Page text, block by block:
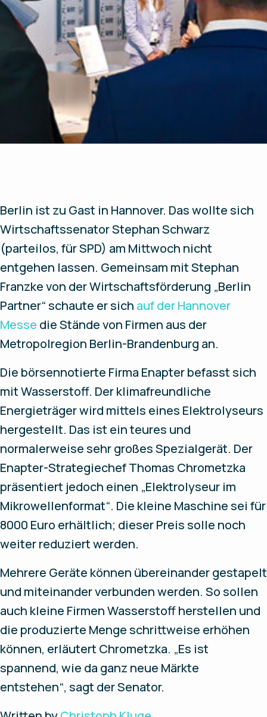
Berlin ist zu Gast in Hannover. Das wollte sich
Wirtschaftssenator Stephan Schwarz
(parteilos, für SPD) am Mittwoch nicht
entgehen lassen. Gemeinsam mit Stephan
Franzke von der Wirtschaftsförderung „Berlin
Partner“ schaute er sich auf der Hannover
Messe die Stände von Firmen aus der
Metropolregion Berlin-Brandenburg an.
Die börsennotierte Firma Enapter befasst sich
mit Wasserstoff. Der klimafreundliche
Energieträger wird mittels eines Elektrolyseurs
hergestellt. Das ist ein teures und
normalerweise sehr großes Spezialgerät. Der
Enapter-Strategiechef Thomas Chrometzka
präsentiert jedoch einen „Elektrolyseur im
Mikrowellenformat“. Die kleine Maschine sei für
8000 Euro erhältlich; dieser Preis solle noch
weiter reduziert werden.
Mehrere Geräte können übereinander gestapelt
und miteinander verbunden werden. So sollen
auch kleine Firmen Wasserstoff herstellen und
die produzierte Menge schrittweise erhöhen
können, erläutert Chrometzka. „Es ist
spannend, wie da ganz neue Märkte
entstehen“, sagt der Senator.